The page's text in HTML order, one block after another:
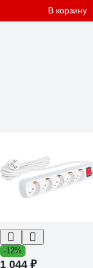
В корзину
-12%
1 044 ₽